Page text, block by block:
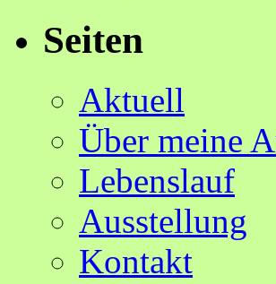
Seiten
Aktuell
Über meine
Lebenslauf
Ausstellung
Kontakt